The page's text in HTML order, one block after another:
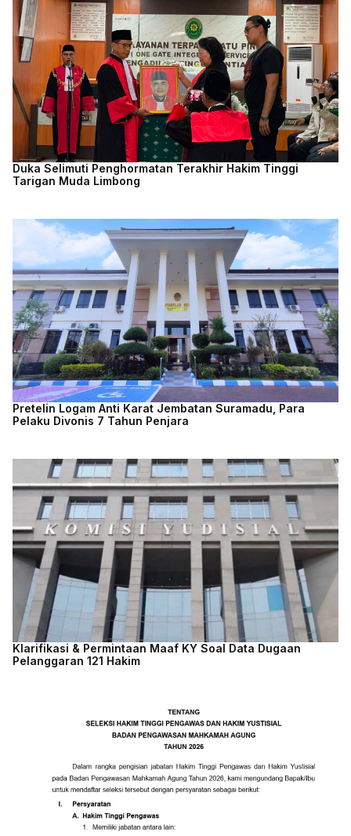
Duka Selimuti Penghormatan Terakhir Hakim Tinggi
Tarigan Muda Limbong
Pretelin Logam Anti Karat Jembatan Suramadu, Para
Pelaku Divonis 7 Tahun Penjara
Klarifikasi & Permintaan Maaf KY Soal Data Dugaan
Pelanggaran 121 Hakim